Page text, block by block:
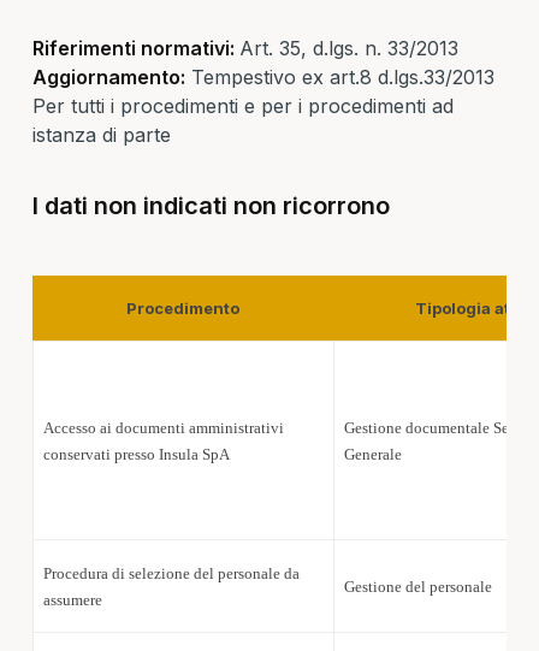
Riferimenti normativi: Art. 35, d.lgs. n. 33/2013
Aggiornamento: Tempestivo ex art.8 d.lgs.33/2013
Per tutti i procedimenti e per i procedimenti ad
istanza di parte
I dati non indicati non ricorrono
Procedimento Tipologia
Accesso ai documenti amministrativi
conservati presso Insula SpA
Gestione documentale
Generale
Procedura di selezione del personale da
assumere
Gestione del personale